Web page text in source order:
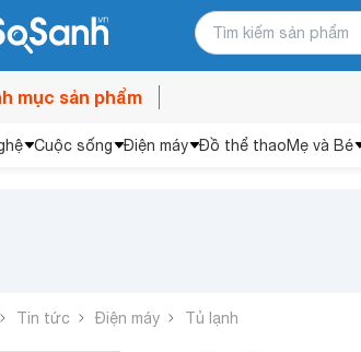
mục sản phẩm
Cuộc sống Điện máy Đồ thể thaoMẹ và Bé
Tin tức Điện máy Tủ lạnh